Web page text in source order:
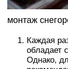
монтаж
Каждая
обладает
Однако,